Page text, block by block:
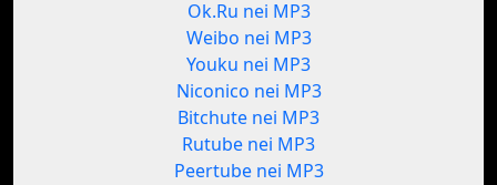
Ok.Ru nei MP3
Weibo nei MP3
Youku nei MP3
Niconico nei MP3
Bitchute nei MP3
Rutube nei MP3
Peertube nei MP3